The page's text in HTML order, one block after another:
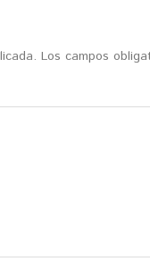
Los campos